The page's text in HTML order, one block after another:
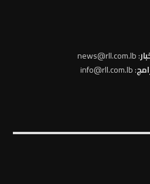
: news@rll.com.lb
: info@rll.com.lb